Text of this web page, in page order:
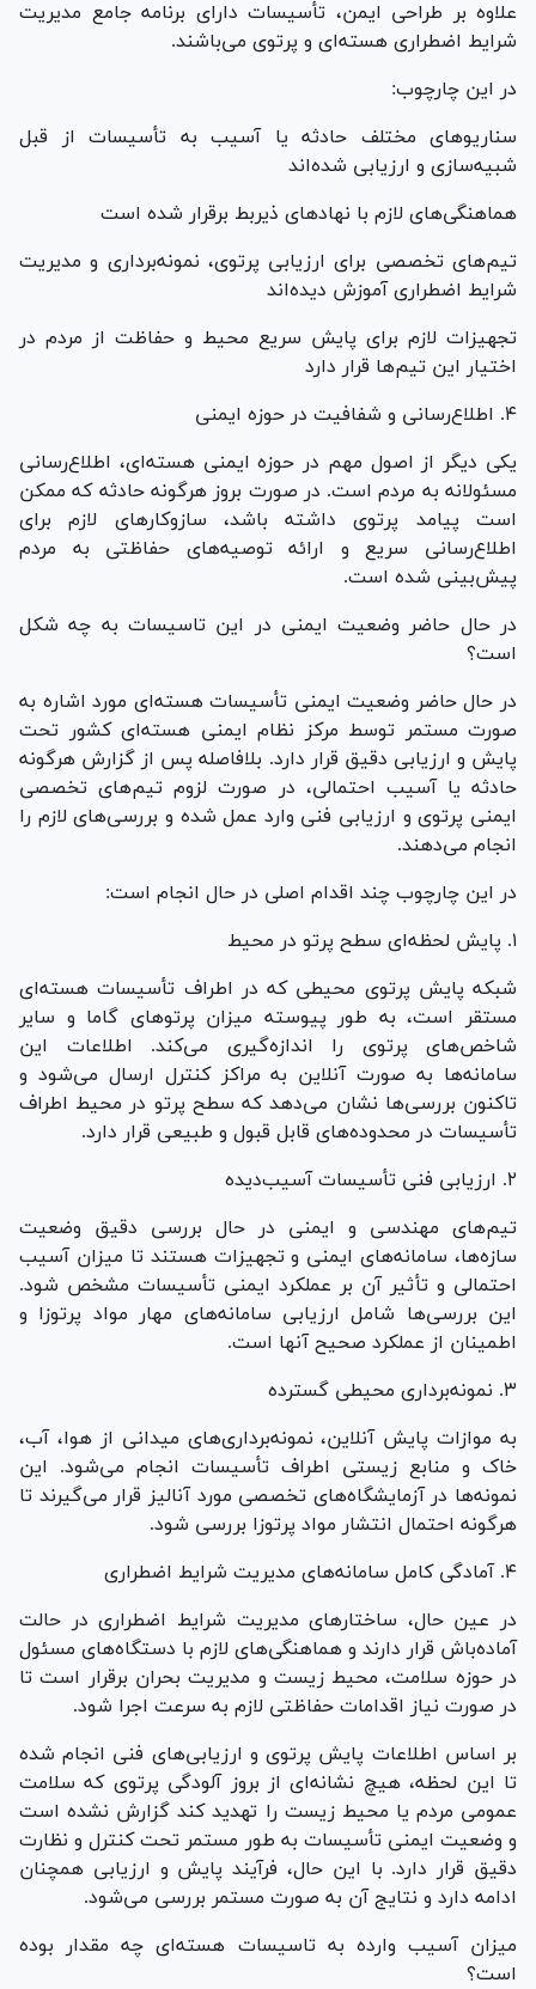
علاوه بر طراحی ایمن، تأسیسات دارای برنامه جامع مدیریت
شرایط اضطراری هسته‌ای و پرتوی می‌باشند.
در این چارچوب:
سناریو‌های مختلف حادثه یا آسیب به تأسیسات از قبل
شبیه‌سازی و ارزیابی شده‌اند
هماهنگی‌های لازم با نهاد‌های ذیربط برقرار شده است
تیم‌های تخصصی برای ارزیابی پرتوی، نمونه‌برداری و مدیریت
شرایط اضطراری آموزش دیده‌اند
تجهیزات لازم برای پایش سریع محیط و حفاظت از مردم در
اختیار این تیم‌ها قرار دارد
۴. اطلاع‌رسانی و شفافیت در حوزه ایمنی
یکی دیگر از اصول مهم در حوزه ایمنی هسته‌ای، اطلاع‌رسانی
مسئولانه به مردم است. در صورت بروز هرگونه حادثه که ممکن
است پیامد پرتوی داشته باشد، سازوکار‌های لازم برای
اطلاع‌رسانی سریع و ارائه توصیه‌های حفاظتی به مردم
پیش‌بینی شده است.
در حال حاضر وضعیت ایمنی در این تاسیسات به چه شکل
است؟
در حال حاضر وضعیت ایمنی تأسیسات هسته‌ای مورد اشاره به
صورت مستمر توسط مرکز نظام ایمنی هسته‌ای کشور تحت
پایش و ارزیابی دقیق قرار دارد. بلافاصله پس از گزارش هرگونه
حادثه یا آسیب احتمالی، در صورت لزوم تیم‌های تخصصی
ایمنی پرتوی و ارزیابی فنی وارد عمل شده و بررسی‌های لازم را
انجام می‌دهند.
در این چارچوب چند اقدام اصلی در حال انجام است:
۱. پایش لحظه‌ای سطح پرتو در محیط
شبکه پایش پرتوی محیطی که در اطراف تأسیسات هسته‌ای
مستقر است، به طور پیوسته میزان پرتو‌های گاما و سایر
شاخص‌های پرتوی را اندازه‌گیری می‌کند. اطلاعات این
سامانه‌ها به صورت آنلاین به مراکز کنترل ارسال می‌شود و
تاکنون بررسی‌ها نشان می‌دهد که سطح پرتو در محیط اطراف
تأسیسات در محدوده‌های قابل قبول و طبیعی قرار دارد.
۲. ارزیابی فنی تأسیسات آسیب‌دیده
تیم‌های مهندسی و ایمنی در حال بررسی دقیق وضعیت
سازه‌ها، سامانه‌های ایمنی و تجهیزات هستند تا میزان آسیب
احتمالی و تأثیر آن بر عملکرد ایمنی تأسیسات مشخص شود.
این بررسی‌ها شامل ارزیابی سامانه‌های مهار مواد پرتوزا و
اطمینان از عملکرد صحیح آنها است.
۳. نمونه‌برداری محیطی گسترده
به موازات پایش آنلاین، نمونه‌برداری‌های میدانی از هوا، آب،
خاک و منابع زیستی اطراف تأسیسات انجام می‌شود. این
نمونه‌ها در آزمایشگاه‌های تخصصی مورد آنالیز قرار می‌گیرند تا
هرگونه احتمال انتشار مواد پرتوزا بررسی شود.
۴. آمادگی کامل سامانه‌های مدیریت شرایط اضطراری
در عین حال، ساختار‌های مدیریت شرایط اضطراری در حالت
آماده‌باش قرار دارند و هماهنگی‌های لازم با دستگاه‌های مسئول
در حوزه سلامت، محیط زیست و مدیریت بحران برقرار است تا
در صورت نیاز اقدامات حفاظتی لازم به سرعت اجرا شود.
بر اساس اطلاعات پایش پرتوی و ارزیابی‌های فنی انجام شده
تا این لحظه، هیچ نشانه‌ای از بروز آلودگی پرتوی که سلامت
عمومی مردم یا محیط زیست را تهدید کند گزارش نشده است
و وضعیت ایمنی تأسیسات به طور مستمر تحت کنترل و نظارت
دقیق قرار دارد. با این حال، فرآیند پایش و ارزیابی همچنان
ادامه دارد و نتایج آن به صورت مستمر بررسی می‌شود.
میزان آسیب وارده به تاسیسات هسته‌ای چه مقدار بوده
است؟